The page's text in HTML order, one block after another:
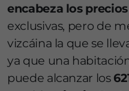
encabeza los precios
exclusivas, pero de
vizcáina la que se
ya que una
puede alcanzar los